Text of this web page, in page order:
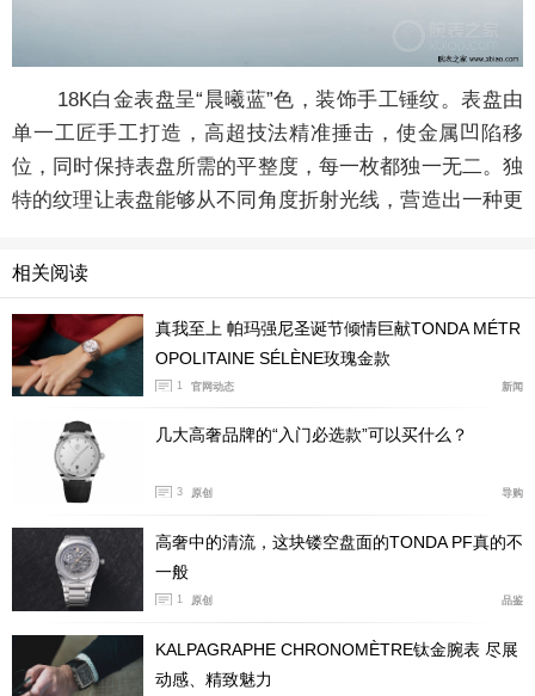
18K白金表盘呈“晨曦蓝”色，装饰手工锤纹。表盘由
单一工匠手工打造，高超技法精准捶击，使金属凹陷移
位，同时保持表盘所需的平整度，每一枚都独一无二。独
特的纹理让表盘能够从不同角度折射光线，营造出一种更
相关阅读
真我至上 帕玛强尼圣诞节倾情巨献TONDA MÉTR
OPOLITAINE SÉLÈNE玫瑰金款
1 官网动态 新闻
几大高奢品牌的“入门必选款”可以买什么？
3 原创 导购
高奢中的清流，这块镂空盘面的TONDA PF真的不
一般
1 原创 品鉴
KALPAGRAPHE CHRONOMÈTRE钛金腕表 尽展
动感、精致魅力